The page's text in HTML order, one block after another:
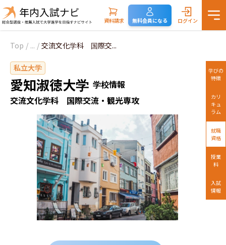
資料請求 無料会員になる ログイン
Top / ... / 交流文化学科 国際交...
私立大学
愛知淑徳大学 学校情報
交流文化学科 国際交流・観光専攻
学びの
特徴
カリ
キュ
ラム
就職
資格
授業
料
入試
情報